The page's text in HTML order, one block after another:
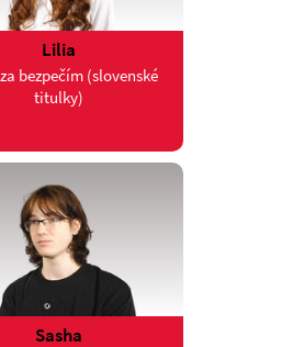
Lilia
bezpečím (slovenské
titulky)
Sasha